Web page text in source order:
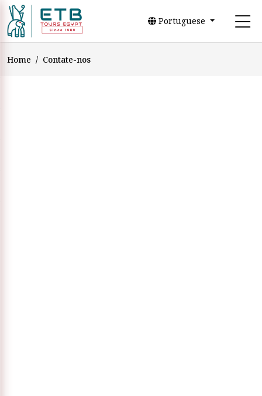
Portuguese
Home Contate-nos